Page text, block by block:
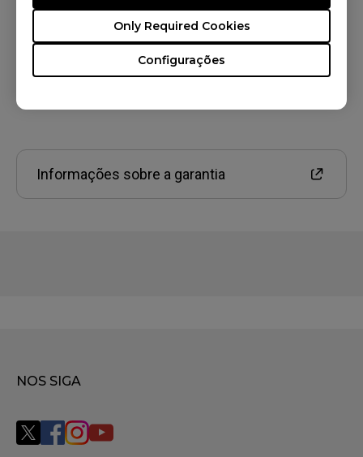
Configurações
Only Required Cookies
XL Setting to Share
Informações sobre a garantia
NOS SIGA